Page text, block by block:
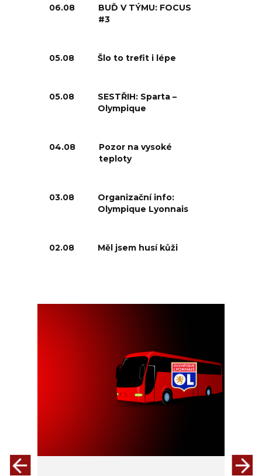
06.08
BUĎ V TÝMU: FOCUS
#3
05.08 Šlo to trefit i lépe
05.08
SESTŘIH: Sparta –
Olympique
04.08
Pozor na vysoké
teploty
03.08
Organizační info:
Olympique Lyonnais
02.08 Měl jsem husí kůži